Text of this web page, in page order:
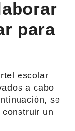
para
escolar
a cabo
se
construir un